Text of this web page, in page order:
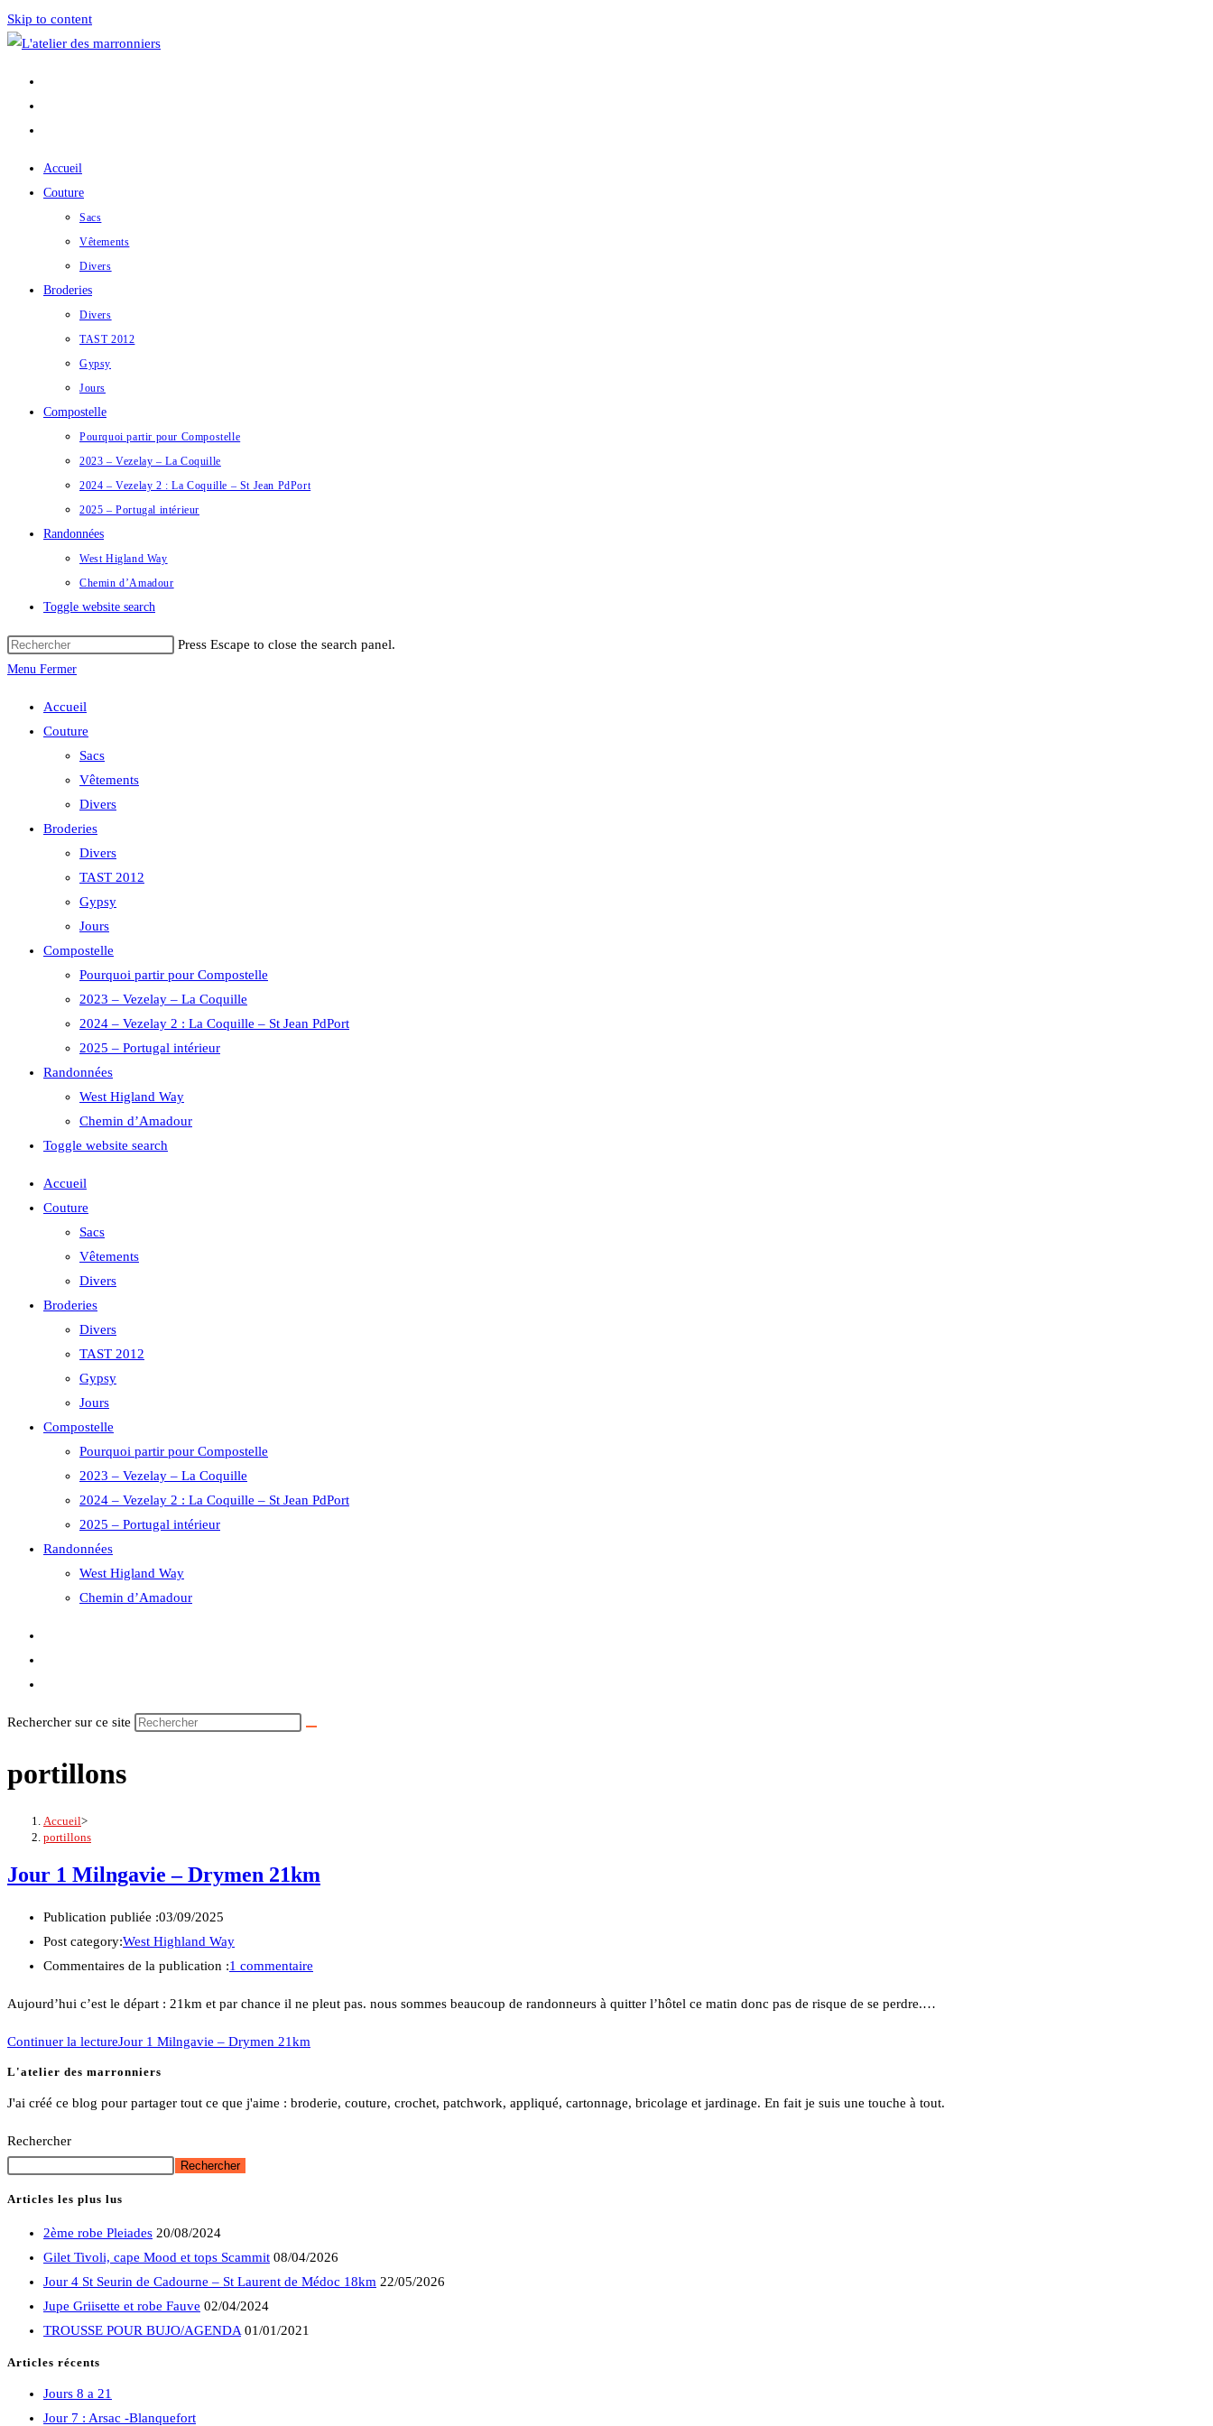
Skip to content
Accueil
Couture
Sacs
Vêtements
Divers
Broderies
Divers
TAST 2012
Gypsy
Jours
Compostelle
Pourquoi partir pour Compostelle
2023 – Vezelay – La Coquille
2024 – Vezelay 2 : La Coquille – St Jean PdPort
2025 – Portugal intérieur
Randonnées
West Higland Way
Chemin d’Amadour
Toggle website search
Press Escape to close the search panel.
Menu Fermer
Accueil
Couture
Sacs
Vêtements
Divers
Broderies
Divers
TAST 2012
Gypsy
Jours
Compostelle
Pourquoi partir pour Compostelle
2023 – Vezelay – La Coquille
2024 – Vezelay 2 : La Coquille – St Jean PdPort
2025 – Portugal intérieur
Randonnées
West Higland Way
Chemin d’Amadour
Toggle website search
Accueil
Couture
Sacs
Vêtements
Divers
Broderies
Divers
TAST 2012
Gypsy
Jours
Compostelle
Pourquoi partir pour Compostelle
2023 – Vezelay – La Coquille
2024 – Vezelay 2 : La Coquille – St Jean PdPort
2025 – Portugal intérieur
Randonnées
West Higland Way
Chemin d’Amadour
Rechercher sur ce site
portillons
Accueil>
portillons
Jour 1 Milngavie – Drymen 21km
Publication publiée :03/09/2025
Post category:West Highland Way
Commentaires de la publication :1 commentaire
Aujourd’hui c’est le départ : 21km et par chance il ne pleut pas. nous sommes beaucoup de randonneurs à quitter l’hôtel ce matin donc pas de risque de se perdre.…
Continuer la lectureJour 1 Milngavie – Drymen 21km
L'atelier des marronniers
J'ai créé ce blog pour partager tout ce que j'aime : broderie, couture, crochet, patchwork, appliqué, cartonnage, bricolage et jardinage. En fait je suis une touche à tout.
Rechercher
Rechercher
Articles les plus lus
2ème robe Pleiades 20/08/2024
Gilet Tivoli, cape Mood et tops Scammit 08/04/2026
Jour 4 St Seurin de Cadourne – St Laurent de Médoc 18km 22/05/2026
Jupe Griisette et robe Fauve 02/04/2024
TROUSSE POUR BUJO/AGENDA 01/01/2021
Articles récents
Jours 8 a 21
Jour 7 : Arsac -Blanquefort